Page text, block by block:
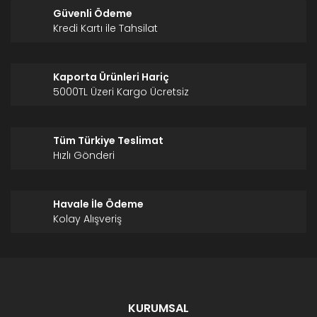
Güvenli Ödeme
Kredi Kartı ile Tahsilat
Kaporta Ürünleri Hariç
5000TL Üzeri Kargo Ücretsiz
Tüm Türkiye Teslimat
Hızlı Gönderi
Havale İle Ödeme
Kolay Alışveriş
KURUMSAL